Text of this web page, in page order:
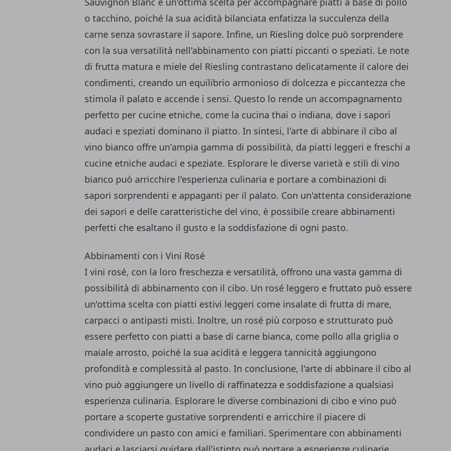
o tacchino, poiché la sua acidità bilanciata enfatizza la succulenza della
carne senza sovrastare il sapore. Infine, un Riesling dolce può sorprendere
con la sua versatilità nell'abbinamento con piatti piccanti o speziati. Le note
di frutta matura e miele del Riesling contrastano delicatamente il calore dei
condimenti, creando un equilibrio armonioso di dolcezza e piccantezza che
stimola il palato e accende i sensi. Questo lo rende un accompagnamento
perfetto per cucine etniche, come la cucina thai o indiana, dove i sapori
audaci e speziati dominano il piatto. In sintesi, l'arte di abbinare il cibo al
vino bianco offre un'ampia gamma di possibilità, da piatti leggeri e freschi a
cucine etniche audaci e speziate. Esplorare le diverse varietà e stili di vino
bianco può arricchire l'esperienza culinaria e portare a combinazioni di
sapori sorprendenti e appaganti per il palato. Con un'attenta considerazione
dei sapori e delle caratteristiche del vino, è possibile creare abbinamenti
perfetti che esaltano il gusto e la soddisfazione di ogni pasto.
Abbinamenti con i Vini Rosé
I vini rosé, con la loro freschezza e versatilità, offrono una vasta gamma di
possibilità di abbinamento con il cibo. Un rosé leggero e fruttato può essere
un'ottima scelta con piatti estivi leggeri come insalate di frutta di mare,
carpacci o antipasti misti. Inoltre, un rosé più corposo e strutturato può
essere perfetto con piatti a base di carne bianca, come pollo alla griglia o
maiale arrosto, poiché la sua acidità e leggera tannicità aggiungono
profondità e complessità al pasto. In conclusione, l'arte di abbinare il cibo al
vino può aggiungere un livello di raffinatezza e soddisfazione a qualsiasi
esperienza culinaria. Esplorare le diverse combinazioni di cibo e vino può
portare a scoperte gustative sorprendenti e arricchire il piacere di
condividere un pasto con amici e familiari. Sperimentare con abbinamenti